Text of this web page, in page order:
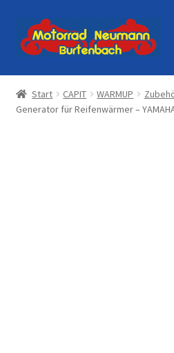
Zur
Navigation
springen
Zum
Inhalt
springen
Startseite
Shop
Start CAPIT WARMUP
Generator für Reifenwärmer –